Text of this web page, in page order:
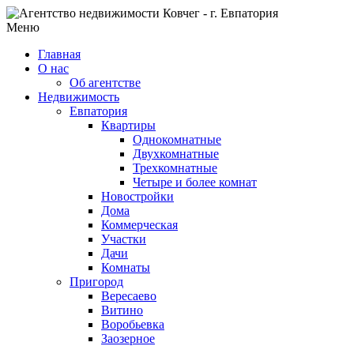
Меню
Главная
О нас
Об агентстве
Недвижимость
Евпатория
Квартиры
Однокомнатные
Двухкомнатные
Трехкомнатные
Четыре и более комнат
Новостройки
Дома
Коммерческая
Участки
Дачи
Комнаты
Пригород
Вересаево
Витино
Воробьевка
Заозерное